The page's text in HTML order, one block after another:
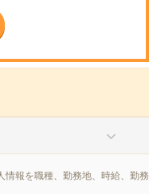
報を職種、勤務地、時給、勤務